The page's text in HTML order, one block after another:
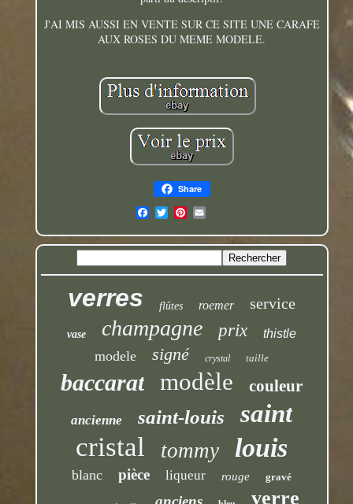
J'AI MIS AUSSI EN VENTE SUR CE SITE UNE CARAFE
AUX ROSES DU MEME MODELE.
Share
verres flûtes roemer service
vase champagne prix thistle
modele signé crystal taille
baccarat modèle couleur
ancienne saint-louis saint
cristal tommy louis
blanc pièce liqueur rouge gravé
verre